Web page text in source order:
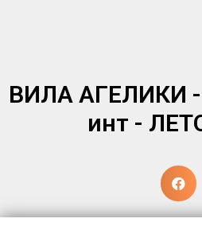
ВИЛА АГЕЛИКИ -
инт -